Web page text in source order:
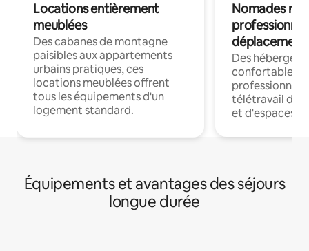
Locations entièrement
meublées
Des cabanes de montagne
paisibles aux appartements
urbains pratiques, ces
locations meublées offrent
tous les équipements d'un
logement standard.
Nomades
déplacement
Des
confortables
professionnels
télétravail
et d'espaces
Équipements et avantages des séjours
longue durée